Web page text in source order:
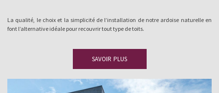
La qualité, le choix et la simplicité de l’installation de notre ardoise naturelle en
font l’alternative idéale pour recouvrir tout type de toits.
SAVOIR PLUS